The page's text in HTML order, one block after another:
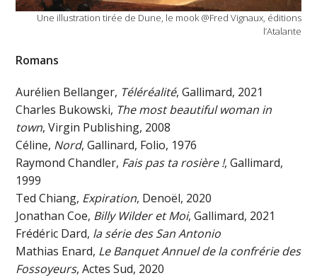
Une illustration tirée de Dune, le mook @Fred Vignaux, éditions
l’Atalante
Romans
Aurélien Bellanger, Téléréalité, Gallimard, 2021
Charles Bukowski, The most beautiful woman in
town, Virgin Publishing, 2008
Céline, Nord, Gallinard, Folio, 1976
Raymond Chandler, Fais pas ta rosière !, Gallimard,
1999
Ted Chiang, Expiration, Denoël, 2020
Jonathan Coe, Billy Wilder et Moi, Gallimard, 2021
Frédéric Dard, la série des San Antonio
Mathias Enard, Le Banquet Annuel de la confrérie des
Fossoyeurs, Actes Sud, 2020